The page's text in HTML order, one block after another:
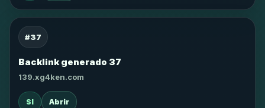
#37
Backlink generado 37
139.xg4ken.com
SI Abrir